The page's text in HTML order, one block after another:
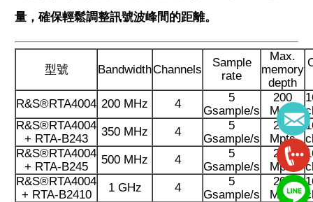
量，確保輕鬆調整訊號波峰間的距離。
型號 BandwidthChannels
Sample
rate
Max.
memory
depth
R&S®RTA4004 200 MHz 4
5
Gsample/s
200
Mpts
R&S®RTA4004
+ RTA-B243
350 MHz 4
5
Gsample/s
200
Mpts
R&S®RTA4004
+ RTA-B245
500 MHz 4
5
Gsample/s
200
Mpts
R&S®RTA4004
+ RTA-B2410
1 GHz 4
5
Gsample/s
200
Mpts